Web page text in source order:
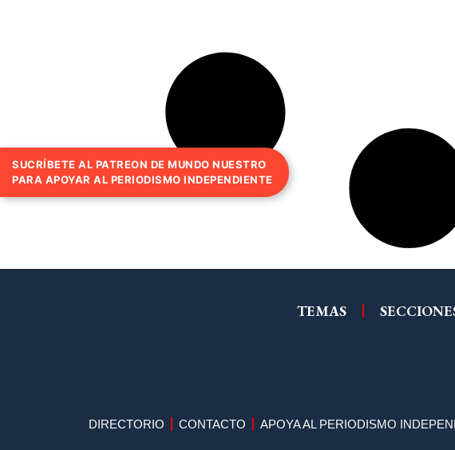
TEMAS
DIRECTORIO CONTACTO APOYA AL PERIODISMO
SUCRÍBETE AL PATREON DE MUNDO NUESTRO
PARA APOYAR AL PERIODISMO INDEPENDIENTE